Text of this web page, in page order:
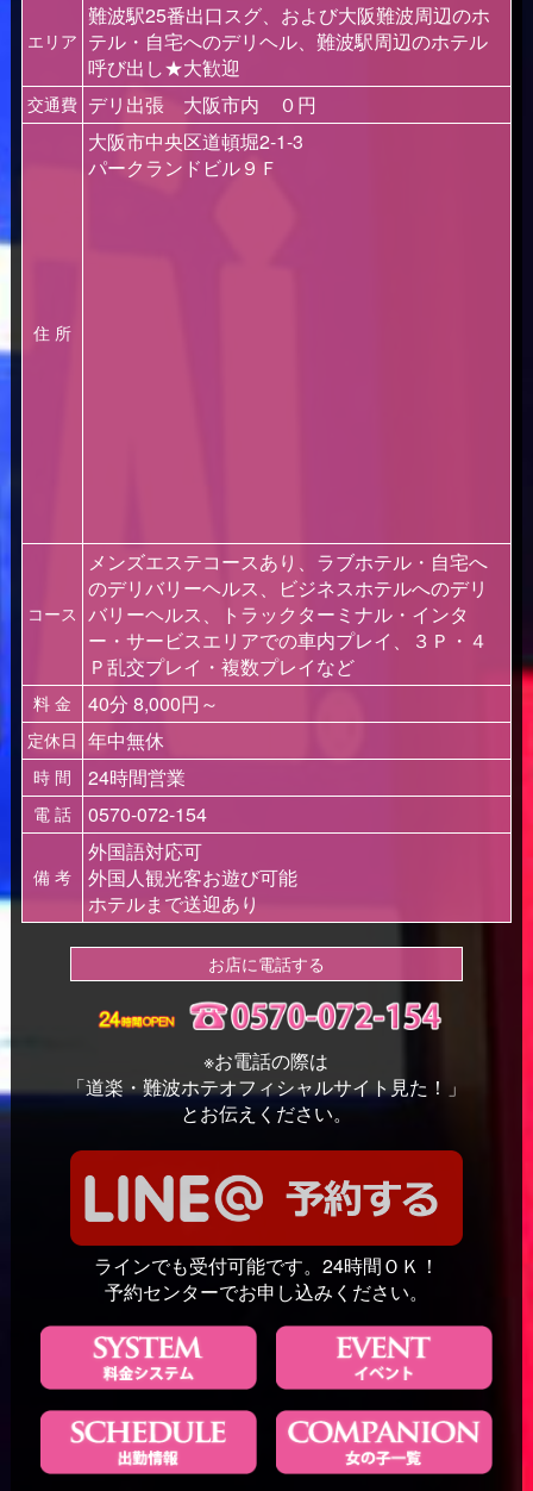
エリア
難波駅25番出口スグ、および大阪難波周辺のホ
テル・自宅へのデリヘル、難波駅周辺のホテル
呼び出し★大歓迎
交通費 デリ出張 大阪市内 ０円
住 所
大阪市中央区道頓堀2-1-3
パークランドビル９Ｆ
コース
メンズエステコースあり、ラブホテル・自宅へ
のデリバリーヘルス、ビジネスホテルへのデリ
バリーヘルス、トラックターミナル・インタ
ー・サービスエリアでの車内プレイ、３Ｐ・４
Ｐ乱交プレイ・複数プレイなど
料 金 40分 8,000円～
定休日 年中無休
時 間 24時間営業
電 話 0570-072-154
備 考
外国語対応可
外国人観光客お遊び可能
ホテルまで送迎あり
お店に電話する
※お電話の際は
「道楽・難波ホテオフィシャルサイト見た！」
とお伝えください。
ラインでも受付可能です。24時間ＯＫ！
予約センターでお申し込みください。